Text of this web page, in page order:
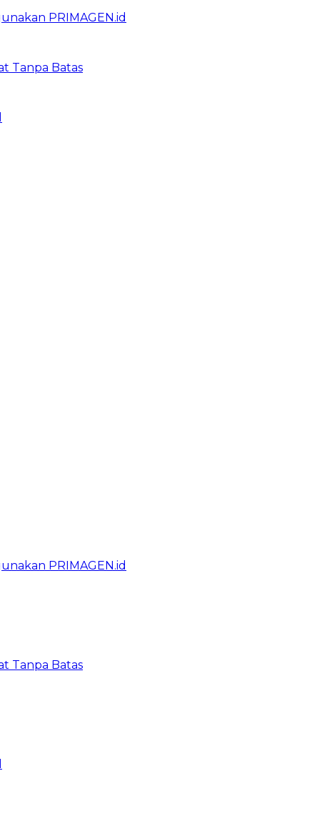
PRIMAGEN.id
Tanpa Batas
PRIMAGEN.id
Tanpa Batas